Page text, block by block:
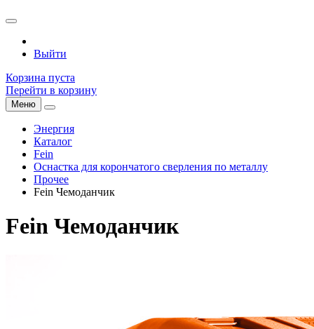
Выйти
Корзина пуста
Перейти в корзину
Меню
Энергия
Каталог
Fein
Оснастка для корончатого сверления по металлу
Прочее
Fein Чемоданчик
Fein Чемоданчик